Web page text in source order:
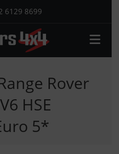
6129 8699
Rover
HSE
5*